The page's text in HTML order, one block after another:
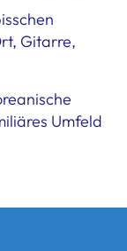
Gitarre,
Umfeld